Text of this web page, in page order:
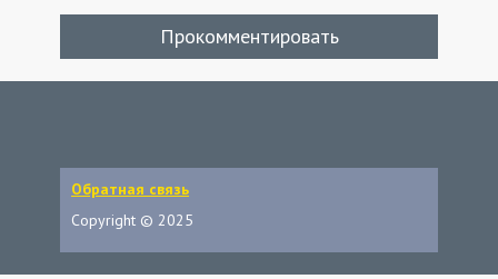
Прокомментировать
Обратная связь
Copyright © 2025